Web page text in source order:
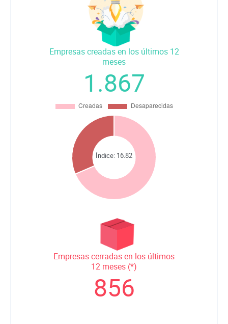
Empresas creadas en los últimos 12
meses
1.867
Índice: 16.82
Empresas cerradas en los últimos
12 meses (*)
856